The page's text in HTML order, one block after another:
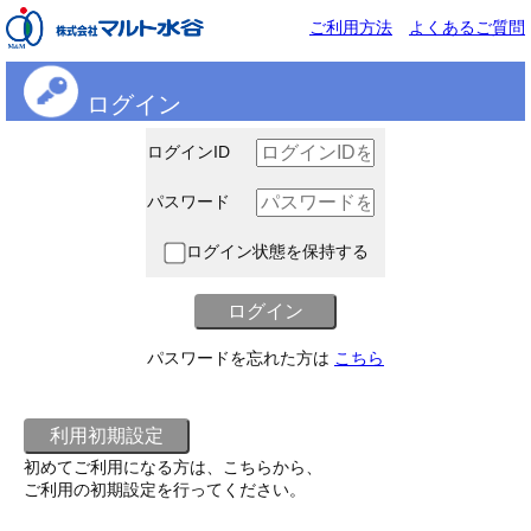
ご利用方法 よくあるご質問
ログイン
ログインID
パスワード
ログイン状態を保持する
パスワードを忘れた方は こちら
初めてご利用になる方は、こちらから、
ご利用の初期設定を行ってください。